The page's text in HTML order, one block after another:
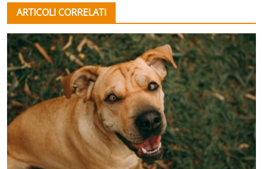
ARTICOLI CORRELATI